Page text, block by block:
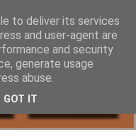
to deliver its services
and user-agent are
and security
generate usage
abuse.
GOT IT